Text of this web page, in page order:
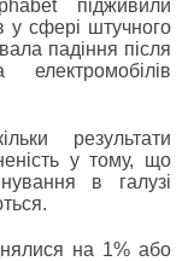
підживили
у сфері штучного
падіння після
результати
у тому, що
в галузі
на 1% або